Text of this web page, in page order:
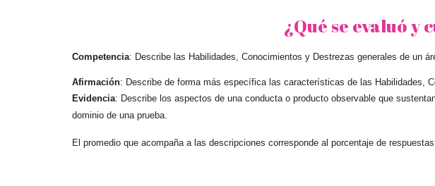
¿Qué se evaluó y
Competencia: Describe las Habilidades, Conocimientos y Destrezas generales de un
Afirmación: Describe de forma más específica las características de las Habilidades,
Evidencia: Describe los aspectos de una conducta o producto observable que
dominio de una prueba.
El promedio que acompaña a las descripciones corresponde al porcentaje de